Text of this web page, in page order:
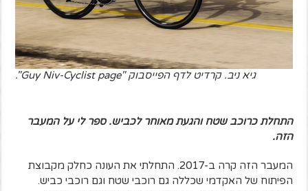
גיא ניב. קרדיט לדף הפייסבוק "Guy Niv-Cyclist page".
התחלת כרוכב שטח והגעת מאוחר לכביש. ספר לי על המעבר
הזה.
המעבר הזה קרה ב-2017. התחלתי את העונה כחלק מקבוצת
הפיתוח של האקדמי שכללה גם רוכבי שטח וגם רוכבי כביש.